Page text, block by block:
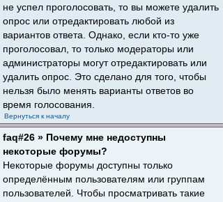
не успел проголосовать, то вы можете удалить
опрос или отредактировать любой из
вариантов ответа. Однако, если кто-то уже
проголосовал, то только модераторы или
администраторы могут отредактировать или
удалить опрос. Это сделано для того, чтобы
нельзя было менять варианты ответов во
время голосования.
Вернуться к началу
faq#26 » Почему мне недоступны
некоторые форумы?
Некоторые форумы доступны только
определённым пользователям или группам
пользователей. Чтобы просматривать такие